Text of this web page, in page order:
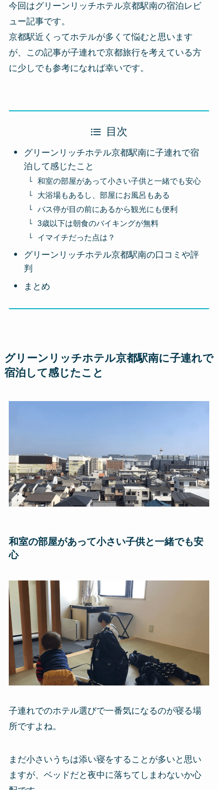
今回はグリーンリッチホテル京都駅南の宿泊レビ
ュー記事です。
京都駅近くってホテルが多くて悩むと思います
が、この記事が子連れで京都旅行を考えている方
に少しでも参考になれば幸いです。
目次
グリーンリッチホテル京都駅南に子連れで宿
泊して感じたこと
和室の部屋があって小さい子供と一緒でも安心
大浴場もあるし、部屋にお風呂もある
バス停が目の前にあるから観光にも便利
3歳以下は朝食のバイキングが無料
イマイチだった点は？
グリーンリッチホテル京都駅南の口コミや評
判
まとめ
グリーンリッチホテル京都駅南に子連れで
宿泊して感じたこと
和室の部屋があって小さい子供と一緒でも安
心
子連れでのホテル選びで一番気になるのが寝る場
所ですよね。
まだ小さいうちは添い寝をすることが多いと思い
ますが、ベッドだと夜中に落ちてしまわないか心